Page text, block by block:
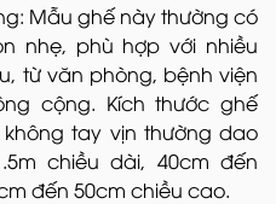
Mẫu ghế này thường có
nhẹ, phù hợp với nhiều
từ văn phòng, bệnh viện
cộng. Kích thước ghế
tay vịn thường dao
chiều dài, 40cm đến
đến 50cm chiều cao.